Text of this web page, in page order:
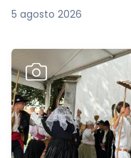
5 agosto 2026